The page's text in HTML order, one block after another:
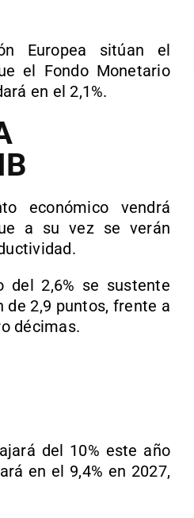
Europea sitúan el
el Fondo Monetario
en el 2,1%.
económico vendrá
a su vez se verán
del 2,6% se sustente
2,9 puntos, frente a
décimas.
del 10% este año
en el 9,4% en 2027,